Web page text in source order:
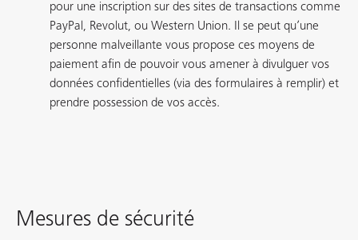
pour une inscription sur des sites de transactions comme
PayPal, Revolut, ou Western Union. Il se peut qu’une
personne malveillante vous propose ces moyens de
paiement afin de pouvoir vous amener à divulguer vos
données confidentielles (via des formulaires à remplir) et
prendre possession de vos accès.
Mesures de sécurité